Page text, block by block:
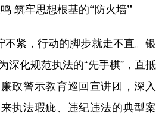
筑牢思想根基的“防火墙”
紧，行动的脚步就走不直。银
深化规范执法的“先手棋”，直抵
政警示教育巡回宣讲团，深入
执法瑕疵、违纪违法的典型案